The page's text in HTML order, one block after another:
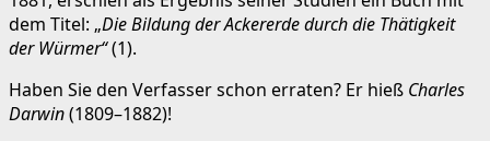
dem Titel: „Die Bildung der Ackererde durch die Thätigkeit
der Würmer“(1).
Haben Sie den Verfasser schon erraten? Er hieß Charles
Darwin(1809–1882)!